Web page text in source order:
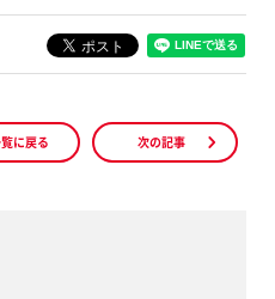
に戻る 次の記事